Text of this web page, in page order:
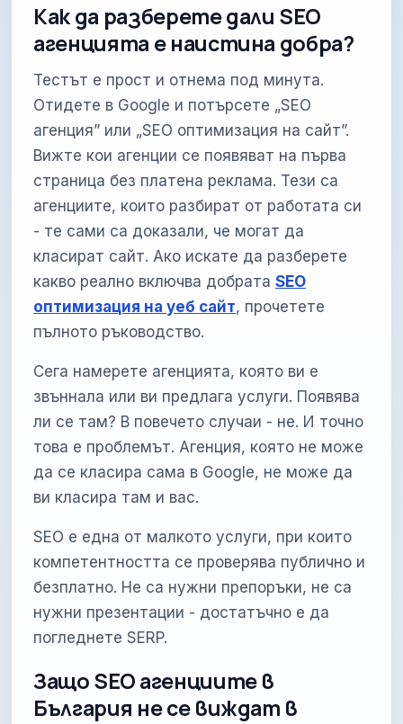
Как да разберете дали SEO
агенцията е наистина добра?
Тестът е прост и отнема под минута.
Отидете в Google и потърсете „SEO
агенция” или „SEO оптимизация на сайт”.
Вижте кои агенции се появяват на първа
страница без платена реклама. Тези са
агенциите, които разбират от работата си
- те сами са доказали, че могат да
класират сайт. Ако искате да разберете
какво реално включва добрата SEO
оптимизация на уеб сайт, прочетете
пълното ръководство.
Сега намерете агенцията, която ви е
звъннала или ви предлага услуги. Появява
ли се там? В повечето случаи - не. И точно
това е проблемът. Агенция, която не може
да се класира сама в Google, не може да
ви класира там и вас.
SEO е една от малкото услуги, при които
компетентността се проверява публично и
безплатно. Не са нужни препоръки, не са
нужни презентации - достатъчно е да
погледнете SERP.
Защо SEO агенциите в
България не се виждат в